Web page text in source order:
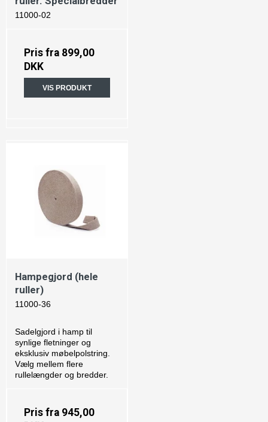
11000-02
Pris fra 899,00
DKK
VIS PRODUKT
Hampegjord (hele
ruller)
11000-36
Sadelgjord i hamp til
synlige fletninger og
eksklusiv møbelpolstring.
Vælg mellem flere
rullelængder og bredder.
Pris fra 945,00